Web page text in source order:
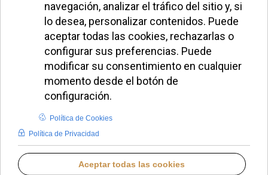
Hollywood: “El cine
verdadero consuela
y desafía”
REDACCIÓN PAPA LEÓN XIV